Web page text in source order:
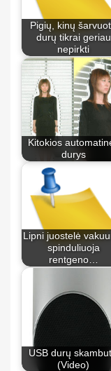
Pigių, kinų
durų tikrai geriau
nepirkti
Kitokios
durys
Lipni juostelė
spinduliuoja
rentgeno…
USB durų
(Video)